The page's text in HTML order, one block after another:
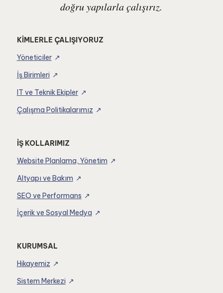
doğru yapılarla çalışırız.
KİMLERLE ÇALIŞIYORUZ
Yöneticiler
İş Birimleri
IT ve Teknik Ekipler
Çalışma Politikalarımız
İŞ KOLLARIMIZ
Website Planlama, Yönetim
Altyapı ve Bakım
SEO ve Performans
İçerik ve Sosyal Medya
KURUMSAL
Hikayemiz
Sistem Merkezi